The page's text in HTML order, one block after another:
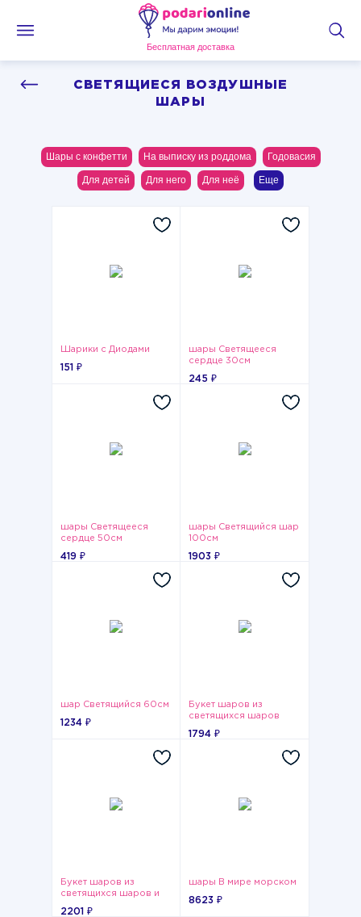
Бесплатная доставка
СВЕТЯЩИЕСЯ ВОЗДУШНЫЕ
ШАРЫ
Шары с конфетти На выписку из роддома Годовасия
Для детей Для него Для неё Еще
Шарики с Диодами
151 ₽
шары Светящееся
сердце 30см
245 ₽
шары Светящееся
сердце 50см
419 ₽
шары Светящийся шар
100см
1903 ₽
шар Светящийся 60см
1234 ₽
Букет шаров из
светящихся шаров
1794 ₽
Букет шаров из
светящихся шаров и
2201 ₽
шары В мире морском
8623 ₽